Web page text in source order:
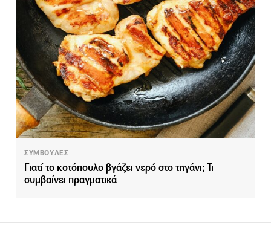
ΣΥΜΒΟΥΛΕΣ
Γιατί το κοτόπουλο βγάζει νερό στο τηγάνι; Τι
συμβαίνει πραγματικά